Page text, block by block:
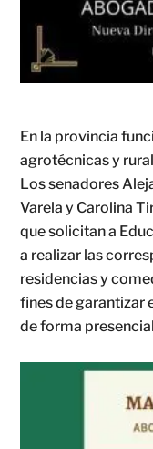
En la provincia
agrotécnicas y
Los senadores
Varela y Carolina
que solicitan a
a realizar las
residencias y
fines de garantizar
de forma